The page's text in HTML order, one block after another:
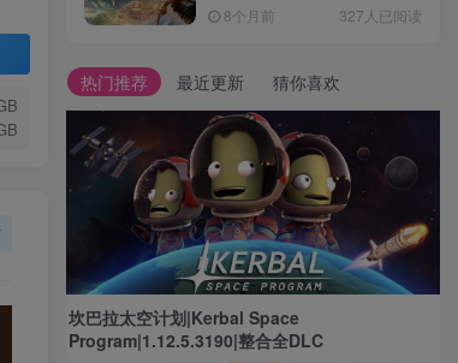
DLC8个月前 327人已阅读
热门推荐 最近更新 猜你喜欢
坎巴拉太空计划|Kerbal Space
Program|1.12.5.3190|整合全DLC